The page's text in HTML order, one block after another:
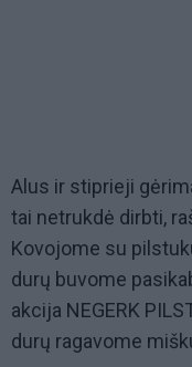
Alus ir stiprieji
tai netrukdė dirbti,
Kovojome su
durų buvome
akcija NEGERK
durų ragavome